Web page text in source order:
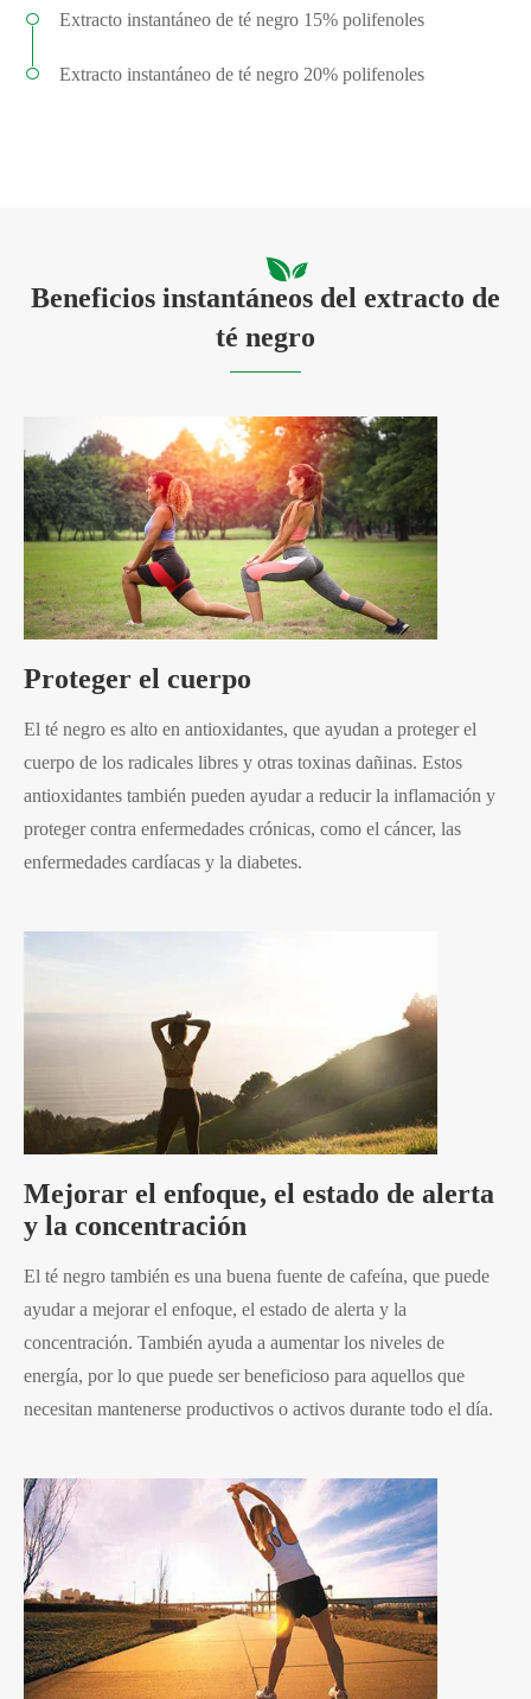
Extracto instantáneo de té negro 15% polifenoles
Extracto instantáneo de té negro 20% polifenoles
Beneficios instantáneos del extracto de
té negro
Proteger el cuerpo
El té negro es alto en antioxidantes, que ayudan a proteger el
cuerpo de los radicales libres y otras toxinas dañinas. Estos
antioxidantes también pueden ayudar a reducir la inflamación y
proteger contra enfermedades crónicas, como el cáncer, las
enfermedades cardíacas y la diabetes.
Mejorar el enfoque, el estado de alerta
y la concentración
El té negro también es una buena fuente de cafeína, que puede
ayudar a mejorar el enfoque, el estado de alerta y la
concentración. También ayuda a aumentar los niveles de
energía, por lo que puede ser beneficioso para aquellos que
necesitan mantenerse productivos o activos durante todo el día.